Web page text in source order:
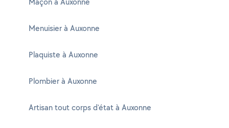
Menuisier à Auxonne
Plaquiste à Auxonne
Plombier à Auxonne
Artisan tout corps d'état à Auxonne